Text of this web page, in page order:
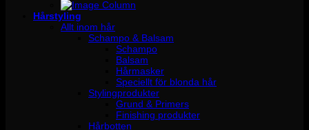
Hårstyling
Allt inom hår
Schampo & Balsam
Schampo
Balsam
Hårmasker
Speciellt för blonda hår
Stylingprodukter
Grund & Primers
Finishing produkter
Hårbotten